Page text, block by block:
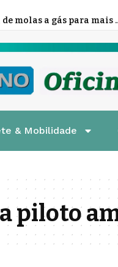
Cofap amplia linha
& Mobilidade
piloto